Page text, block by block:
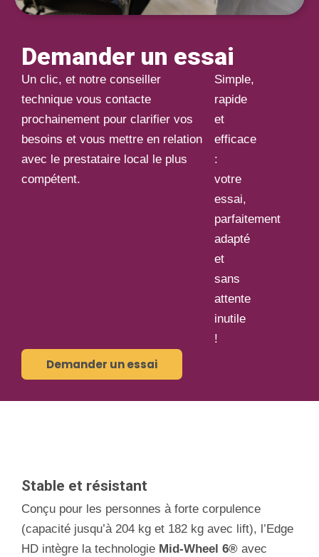
Demander un essai
Un clic, et notre conseiller
technique vous contacte
prochainement pour clarifier vos
besoins et vous mettre en relation
avec le prestataire local le plus
compétent.
Simple,
rapide
et
efficace
:
votre
essai,
parfaitement
adapté
et
sans
attente
inutile
!
Demander un essai
Stable et résistant
Conçu pour les personnes à forte corpulence
(capacité jusqu’à 204 kg et 182 kg avec lift), l’Edge
HD intègre la technologie Mid-Wheel 6® avec